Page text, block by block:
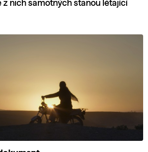
z nich samotných stanou létající